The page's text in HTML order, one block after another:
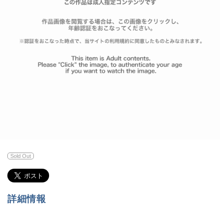
Sold Out
詳細情報